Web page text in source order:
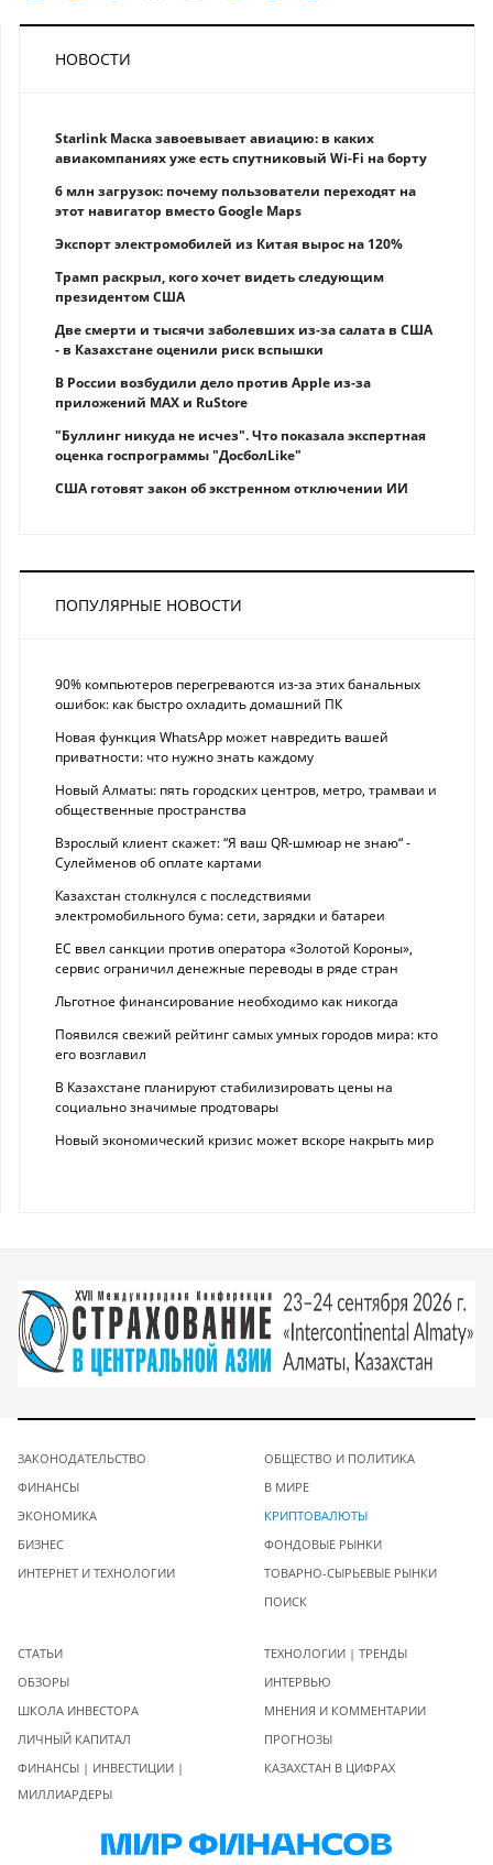
НОВОСТИ
Starlink Маска завоевывает авиацию: в каких
авиакомпаниях уже есть спутниковый Wi-Fi на борту
6 млн загрузок: почему пользователи переходят на
этот навигатор вместо Google Maps
Экспорт электромобилей из Китая вырос на 120%
Трамп раскрыл, кого хочет видеть следующим
президентом США
Две смерти и тысячи заболевших из-за салата в США
- в Казахстане оценили риск вспышки
В России возбудили дело против Apple из-за
приложений MAX и RuStore
"Буллинг никуда не исчез". Что показала экспертная
оценка госпрограммы "ДосболLike"
США готовят закон об экстренном отключении ИИ
ПОПУЛЯРНЫЕ НОВОСТИ
90% компьютеров перегреваются из-за этих банальных
ошибок: как быстро охладить домашний ПК
Новая функция WhatsApp может навредить вашей
приватности: что нужно знать каждому
Новый Алматы: пять городских центров, метро, трамваи и
общественные пространства
Взрослый клиент скажет: “Я ваш QR-шмюар не знаю“ -
Сулейменов об оплате картами
Казахстан столкнулся с последствиями
электромобильного бума: сети, зарядки и батареи
ЕС ввел санкции против оператора «Золотой Короны»,
сервис ограничил денежные переводы в ряде стран
Льготное финансирование необходимо как никогда
Появился свежий рейтинг самых умных городов мира: кто
его возглавил
В Казахстане планируют стабилизировать цены на
социально значимые продтовары
Новый экономический кризис может вскоре накрыть мир
ЗАКОНОДАТЕЛЬСТВО
ФИНАНСЫ
ЭКОНОМИКА
БИЗНЕС
ИНТЕРНЕТ И ТЕХНОЛОГИИ
ОБЩЕСТВО И ПОЛИТИКА
В МИРЕ
КРИПТОВАЛЮТЫ
ФОНДОВЫЕ РЫНКИ
ТОВАРНО-СЫРЬЕВЫЕ РЫНКИ
ПОИСК
СТАТЬИ
ОБЗОРЫ
ШКОЛА ИНВЕСТОРА
ЛИЧНЫЙ КАПИТАЛ
ФИНАНСЫ | ИНВЕСТИЦИИ |
МИЛЛИАРДЕРЫ
ТЕХНОЛОГИИ | ТРЕНДЫ
ИНТЕРВЬЮ
МНЕНИЯ И КОММЕНТАРИИ
ПРОГНОЗЫ
КАЗАХСТАН В ЦИФРАХ